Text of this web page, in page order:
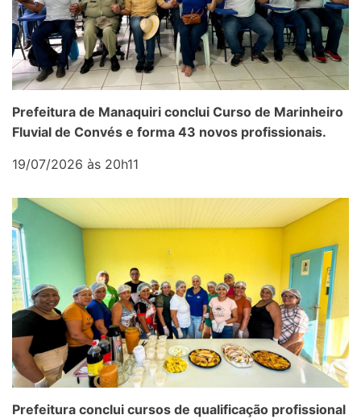
Prefeitura de Manaquiri conclui Curso de Marinheiro
Fluvial de Convés e forma 43 novos profissionais.
19/07/2026 às 20h11
Prefeitura conclui cursos de qualificação profissional